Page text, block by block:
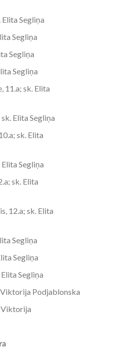
sk. Elita Segliņa
sk. Elita Segliņa
sk. Elita Segliņa
sk. Elita Segliņa
11.a; sk. Elita
10.a; sk. Elita Segliņa
sk. Elita
sk. Elita Segliņa
sk. Elita
12.a; sk. Elita
sk. Elita Segliņa
sk. Elita Segliņa
Segliņa
Viktorija Podjablonska
Viktorija